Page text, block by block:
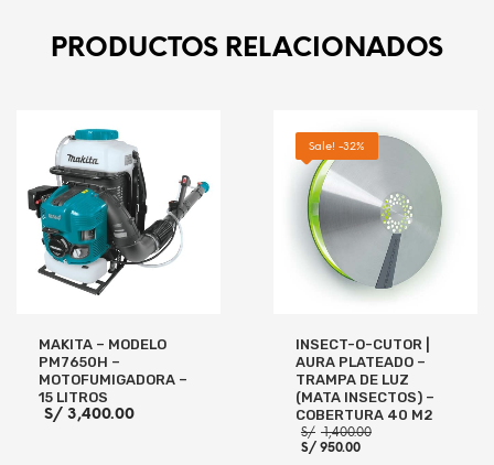
PRODUCTOS RELACIONADOS
MAKITA – MODELO
PM7650H –
MOTOFUMIGADORA –
15 LITROS
S/ 3,400.00
Sale! -32%
INSECT-O-CUTOR |
AURA PLATEADO –
TRAMPA DE LUZ
(MATA INSECTOS) –
COBERTURA 40 M2
S/ 1,400.00
S/950.00